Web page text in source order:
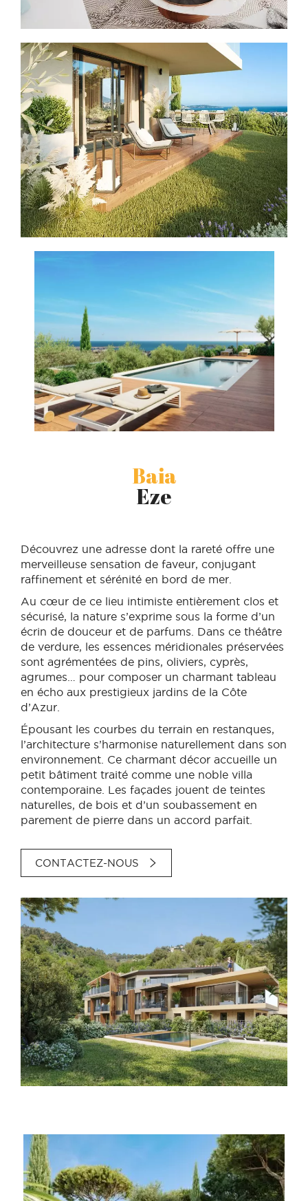
Baia
Eze
Découvrez une adresse dont la rareté offre une
merveilleuse sensation de faveur, conjugant
raffinement et sérénité en bord de mer.
Au cœur de ce lieu intimiste entièrement clos et
sécurisé, la nature s’exprime sous la forme d’un
écrin de douceur et de parfums. Dans ce théâtre
de verdure, les essences méridionales préservées
sont agrémentées de pins, oliviers, cyprès,
agrumes… pour composer un charmant tableau
en écho aux prestigieux jardins de la Côte
d’Azur.
Épousant les courbes du terrain en restanques,
l’architecture s’harmonise naturellement dans son
environnement. Ce charmant décor accueille un
petit bâtiment traité comme une noble villa
contemporaine. Les façades jouent de teintes
naturelles, de bois et d’un soubassement en
parement de pierre dans un accord parfait.
CONTACTEZ-NOUS